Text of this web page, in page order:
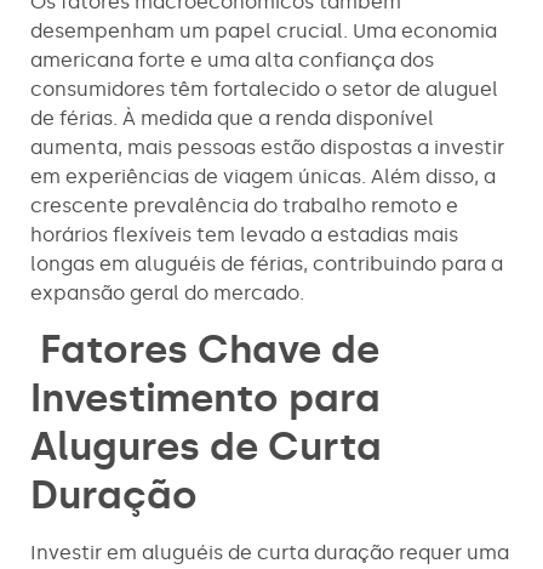
desempenham um papel crucial. Uma economia
americana forte e uma alta confiança dos
consumidores têm fortalecido o setor de aluguel
de férias. À medida que a renda disponível
aumenta, mais pessoas estão dispostas a investir
em experiências de viagem únicas. Além disso, a
crescente prevalência do trabalho remoto e
horários flexíveis tem levado a estadias mais
longas em aluguéis de férias, contribuindo para a
expansão geral do mercado.
Fatores Chave de
Investimento para
Alugures de Curta
Duração
Investir em aluguéis de curta duração requer uma